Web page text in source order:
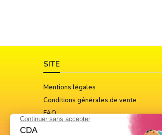
SITE
Mentions légales
Conditions générales de vente
FAQ